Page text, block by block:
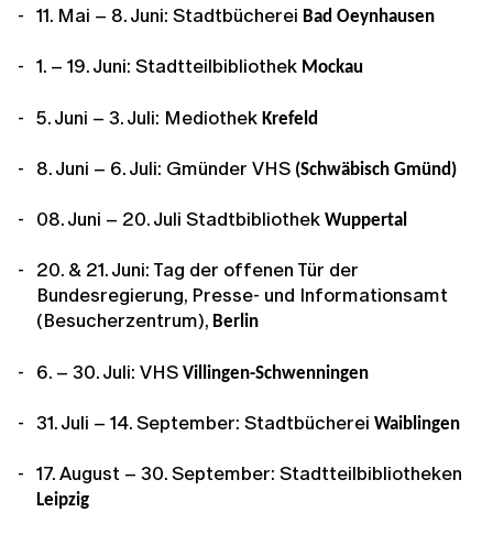
11. Mai – 8. Juni: Stadtbücherei Bad Oeynhausen
1. – 19. Juni: Stadtteilbibliothek Mockau
5. Juni – 3. Juli: Mediothek Krefeld
8. Juni – 6. Juli: Gmünder VHS (Schwäbisch Gmünd)
08. Juni – 20. Juli Stadtbibliothek Wuppertal
20. & 21. Juni: Tag der offenen Tür der
Bundesregierung, Presse- und Informationsamt
(Besucherzentrum), Berlin
6. – 30. Juli: VHS Villingen-Schwenningen
31. Juli – 14. September: Stadtbücherei Waiblingen
17. August – 30. September: Stadtteilbibliotheken
Leipzig